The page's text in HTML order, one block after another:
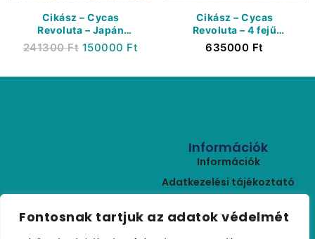
Fontosnak tartjuk az adatok védelmét
Cikász – Cycas
Revoluta – Japán
Cikász –
Törzsmagasság 60/80
241300Ft 150000 Ft
Cikász – Cycas
Revoluta – 4 fejű
Japán Cikász – Extra
635000 Ft
Kapcsolat
Információk
Információk
Adatkezelési tájékoztató
Rólunk